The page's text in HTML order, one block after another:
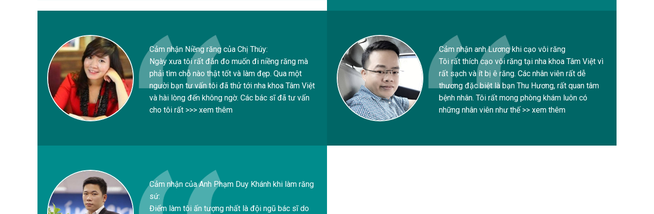
Cảm nhận Niềng răng của Chị Thúy:
Ngày xưa tôi rất đắn đo muốn đi niềng răng mà
phải tìm chỗ nào thật tốt và làm đẹp. Qua một
người bạn tư vấn tôi đã thử tới nha khoa Tâm Việt
và hài lòng đến không ngờ. Các bác sĩ đã tư vấn
cho tôi rất >>> xem thêm
Cảm nhận anh Lương khi cạo vôi răng
Tôi rất thích cạo vôi răng tại nha khoa Tâm Việt vì
rất sạch và ít bị ê răng. Các nhân viên rất dễ
thương đặc biệt là bạn Thu Hương, rất quan tâm
bệnh nhân. Tôi rất mong phòng khám luôn có
những nhân viên như thế >> xem thêm
Cảm nhận của Anh Phạm Duy Khánh khi làm răng
sứ:
Điểm làm tôi ấn tượng nhất là đội ngũ bác sĩ do